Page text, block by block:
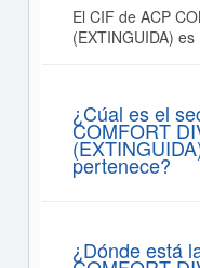
El CIF de ACP
(EXTINGUIDA)
¿Cúal es el
COMFORT
pertenece?
¿Dónde está